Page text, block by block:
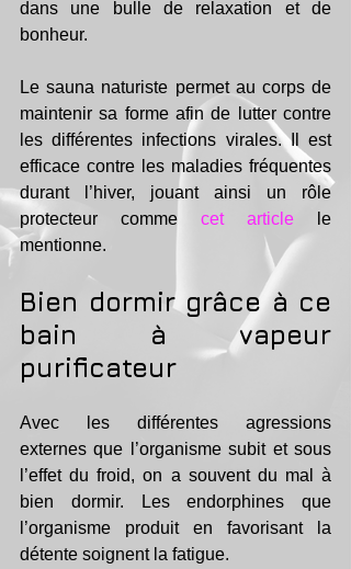
dans une bulle de relaxation et de
bonheur.
Le sauna naturiste permet au corps de
maintenir sa forme afin de lutter contre
les différentes infections virales. Il est
efficace contre les maladies fréquentes
durant l’hiver, jouant ainsi un rôle
protecteur comme cet article le
mentionne.
Bien dormir grâce à ce
bain à vapeur
purificateur
Avec les différentes agressions
externes que l’organisme subit et sous
l’effet du froid, on a souvent du mal à
bien dormir. Les endorphines que
l’organisme produit en favorisant la
détente soignent la fatigue.